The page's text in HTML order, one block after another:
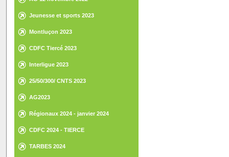
Jeunesse et sports 2023
Montluçon 2023
CDFC Tiercé 2023
Interligue 2023
25/50/300/ CNTS 2023
AG2023
Régionaux 2024 - janvier 2024
CDFC 2024 - TIERCE
TARBES 2024